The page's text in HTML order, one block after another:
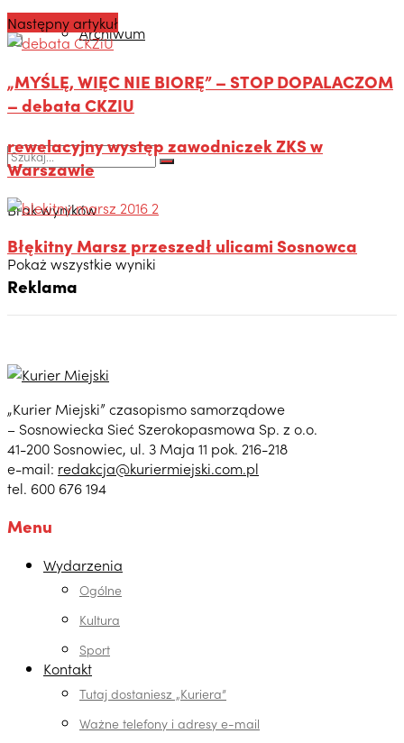
Archiwum
Brak wyników
Pokaż wszystkie wyniki
Następny artykuł
„MYŚLĘ, WIĘC NIE BIORĘ” – STOP DOPALACZOM
– debata CKZIU
rewelacyjny występ zawodniczek ZKS w
Warszawie
Błękitny Marsz przeszedł ulicami Sosnowca
Reklama
„Kurier Miejski” czasopismo samorządowe
– Sosnowiecka Sieć Szerokopasmowa Sp. z o.o.
41-200 Sosnowiec, ul. 3 Maja 11 pok. 216-218
e-mail: redakcja@kuriermiejski.com.pl
tel. 600 676 194
Menu
Wydarzenia
Ogólne
Kultura
Sport
Kontakt
Tutaj dostaniesz „Kuriera”
Ważne telefony i adresy e-mail